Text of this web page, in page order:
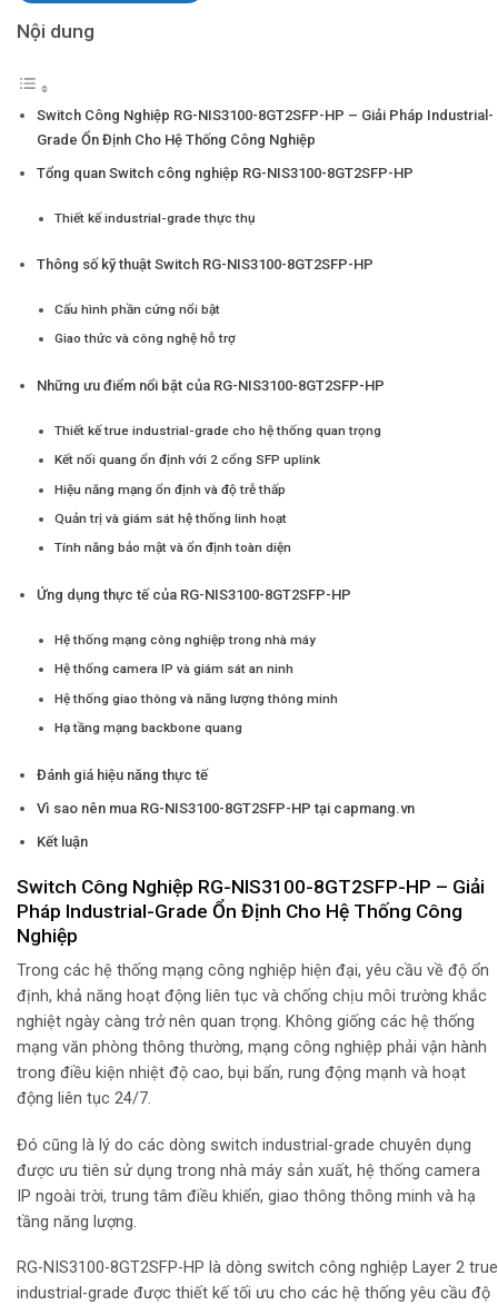
Nội dung
Switch Công Nghiệp RG-NIS3100-8GT2SFP-HP – Giải Pháp Industrial-
Grade Ổn Định Cho Hệ Thống Công Nghiệp
Tổng quan Switch công nghiệp RG-NIS3100-8GT2SFP-HP
Thiết kế industrial-grade thực thụ
Thông số kỹ thuật Switch RG-NIS3100-8GT2SFP-HP
Cấu hình phần cứng nổi bật
Giao thức và công nghệ hỗ trợ
Những ưu điểm nổi bật của RG-NIS3100-8GT2SFP-HP
Thiết kế true industrial-grade cho hệ thống quan trọng
Kết nối quang ổn định với 2 cổng SFP uplink
Hiệu năng mạng ổn định và độ trễ thấp
Quản trị và giám sát hệ thống linh hoạt
Tính năng bảo mật và ổn định toàn diện
Ứng dụng thực tế của RG-NIS3100-8GT2SFP-HP
Hệ thống mạng công nghiệp trong nhà máy
Hệ thống camera IP và giám sát an ninh
Hệ thống giao thông và năng lượng thông minh
Hạ tầng mạng backbone quang
Đánh giá hiệu năng thực tế
Vì sao nên mua RG-NIS3100-8GT2SFP-HP tại capmang.vn
Kết luận
Switch Công Nghiệp RG-NIS3100-8GT2SFP-HP – Giải
Pháp Industrial-Grade Ổn Định Cho Hệ Thống Công
Nghiệp
Trong các hệ thống mạng công nghiệp hiện đại, yêu cầu về độ ổn
định, khả năng hoạt động liên tục và chống chịu môi trường khắc
nghiệt ngày càng trở nên quan trọng. Không giống các hệ thống
mạng văn phòng thông thường, mạng công nghiệp phải vận hành
trong điều kiện nhiệt độ cao, bụi bẩn, rung động mạnh và hoạt
động liên tục 24/7.
Đó cũng là lý do các dòng switch industrial-grade chuyên dụng
được ưu tiên sử dụng trong nhà máy sản xuất, hệ thống camera
IP ngoài trời, trung tâm điều khiển, giao thông thông minh và hạ
tầng năng lượng.
RG-NIS3100-8GT2SFP-HP là dòng switch công nghiệp Layer 2 true
industrial-grade được thiết kế tối ưu cho các hệ thống yêu cầu độ